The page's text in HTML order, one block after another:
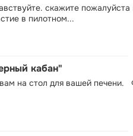
скажите пожалуйста
в пилотном...
кабан"
вам на стол для вашей печени.